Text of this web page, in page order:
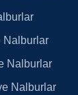
Nalburlar
Nalburlar
Nalburlar